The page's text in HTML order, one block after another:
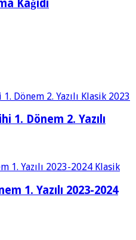
Kağıdı
1. Dönem 2. Yazılı
1. Yazılı 2023-2024